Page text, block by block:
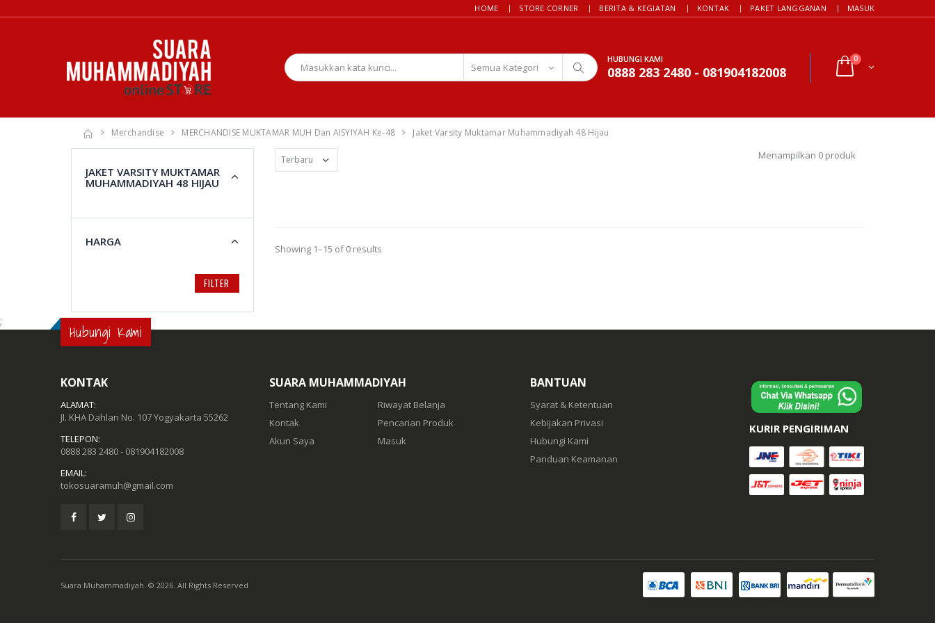
HOME STORE CORNER BERITA & KEGIATAN KONTAK PAKET LANGGANAN MASUK
HUBUNGI KAMI
0888 283 2480 - 081904182008
0
Merchandise MERCHANDISE MUKTAMAR MUH Dan AISYIYAH Ke-48 Jaket Varsity Muktamar Muhammadiyah 48 Hijau
Menampilkan 0 produk
Showing 1–15 of 0 results
JAKET VARSITY MUKTAMAR
MUHAMMADIYAH 48 HIJAU
HARGA
FILTER
; Hubungi Kami
KONTAK
ALAMAT:
Jl. KHA Dahlan No. 107 Yogyakarta 55262
TELEPON:
0888 283 2480 - 081904182008
EMAIL:
tokosuaramuh@gmail.com
SUARA MUHAMMADIYAH
Tentang Kami
Kontak
Akun Saya
Riwayat Belanja
Pencarian Produk
Masuk
BANTUAN
Syarat & Ketentuan
Kebijakan Privasi
Hubungi Kami
Panduan Keamanan
KURIR PENGIRIMAN
Suara Muhammadiyah. © 2026. All Rights Reserved